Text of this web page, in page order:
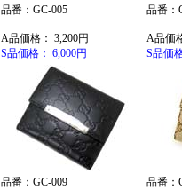
品番：GC-005
A品価格： 3,200円
S品価格： 6,000円
品番：
A品価
S品価
品番：GC-009 品番：